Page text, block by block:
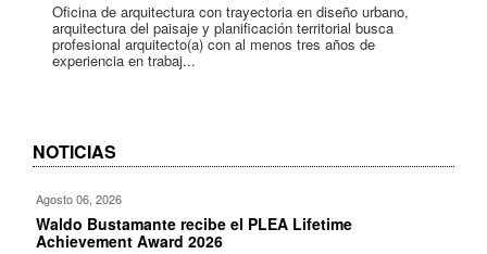
Oficina de arquitectura con trayectoria en diseño urbano,
arquitectura del paisaje y planificación territorial busca
profesional arquitecto(a) con al menos tres años de
experiencia en trabaj...
NOTICIAS
Agosto 06, 2026
Waldo Bustamante recibe el PLEA Lifetime
Achievement Award 2026